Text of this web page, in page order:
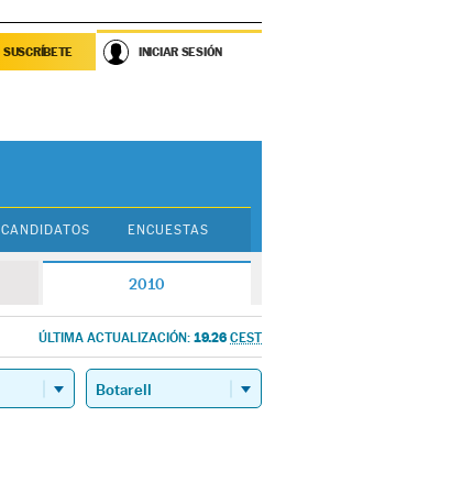
SUSCRÍBETE INICIAR SESIÓN
CANDIDATOS ENCUESTAS
2010
ÚLTIMA ACTUALIZACIÓN: 19.26 CEST